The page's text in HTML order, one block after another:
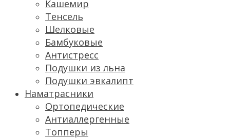
Кашемир
Тенсель
Шелковые
Бамбуковые
Антистресс
Подушки из льна
Подушки эвкалипт
Наматрасники
Ортопедические
Антиаллергенные
Топперы